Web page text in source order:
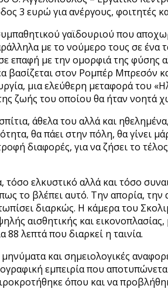
3 ευρώ για ανέργους, φοιτητές
γαϊδουριού που
με το νούμερο τους σε ένα
επαφή με την ομορφιά της φύσης
βασίζεται στον Ρομπέρ Μπρεσόν
μια ελεύθερη μεταφορά του
ζωής του οποίου θα ήταν νοητά
άθελα του αλλά και ηθελημένα,
θα πάει στην πόλη, θα γίνει
διαφορές, για να ζήσει το
τόσο ελκυστικό αλλά και τόσο
το βλέπει αυτό. Την απορία,
διαρκώς. H κάμερα του
αισθητικής και
λεπτά που διαρκεί η ταινία.
και σημειολογικές
εμπειρία που
όπου και να